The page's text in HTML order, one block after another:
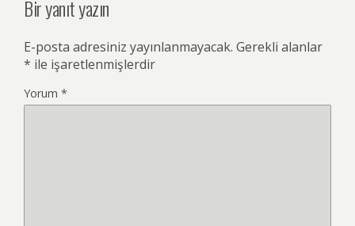
Bir yanıt yazın
E-posta adresiniz yayınlanmayacak. Gerekli alanlar
* ile işaretlenmişlerdir
Yorum *